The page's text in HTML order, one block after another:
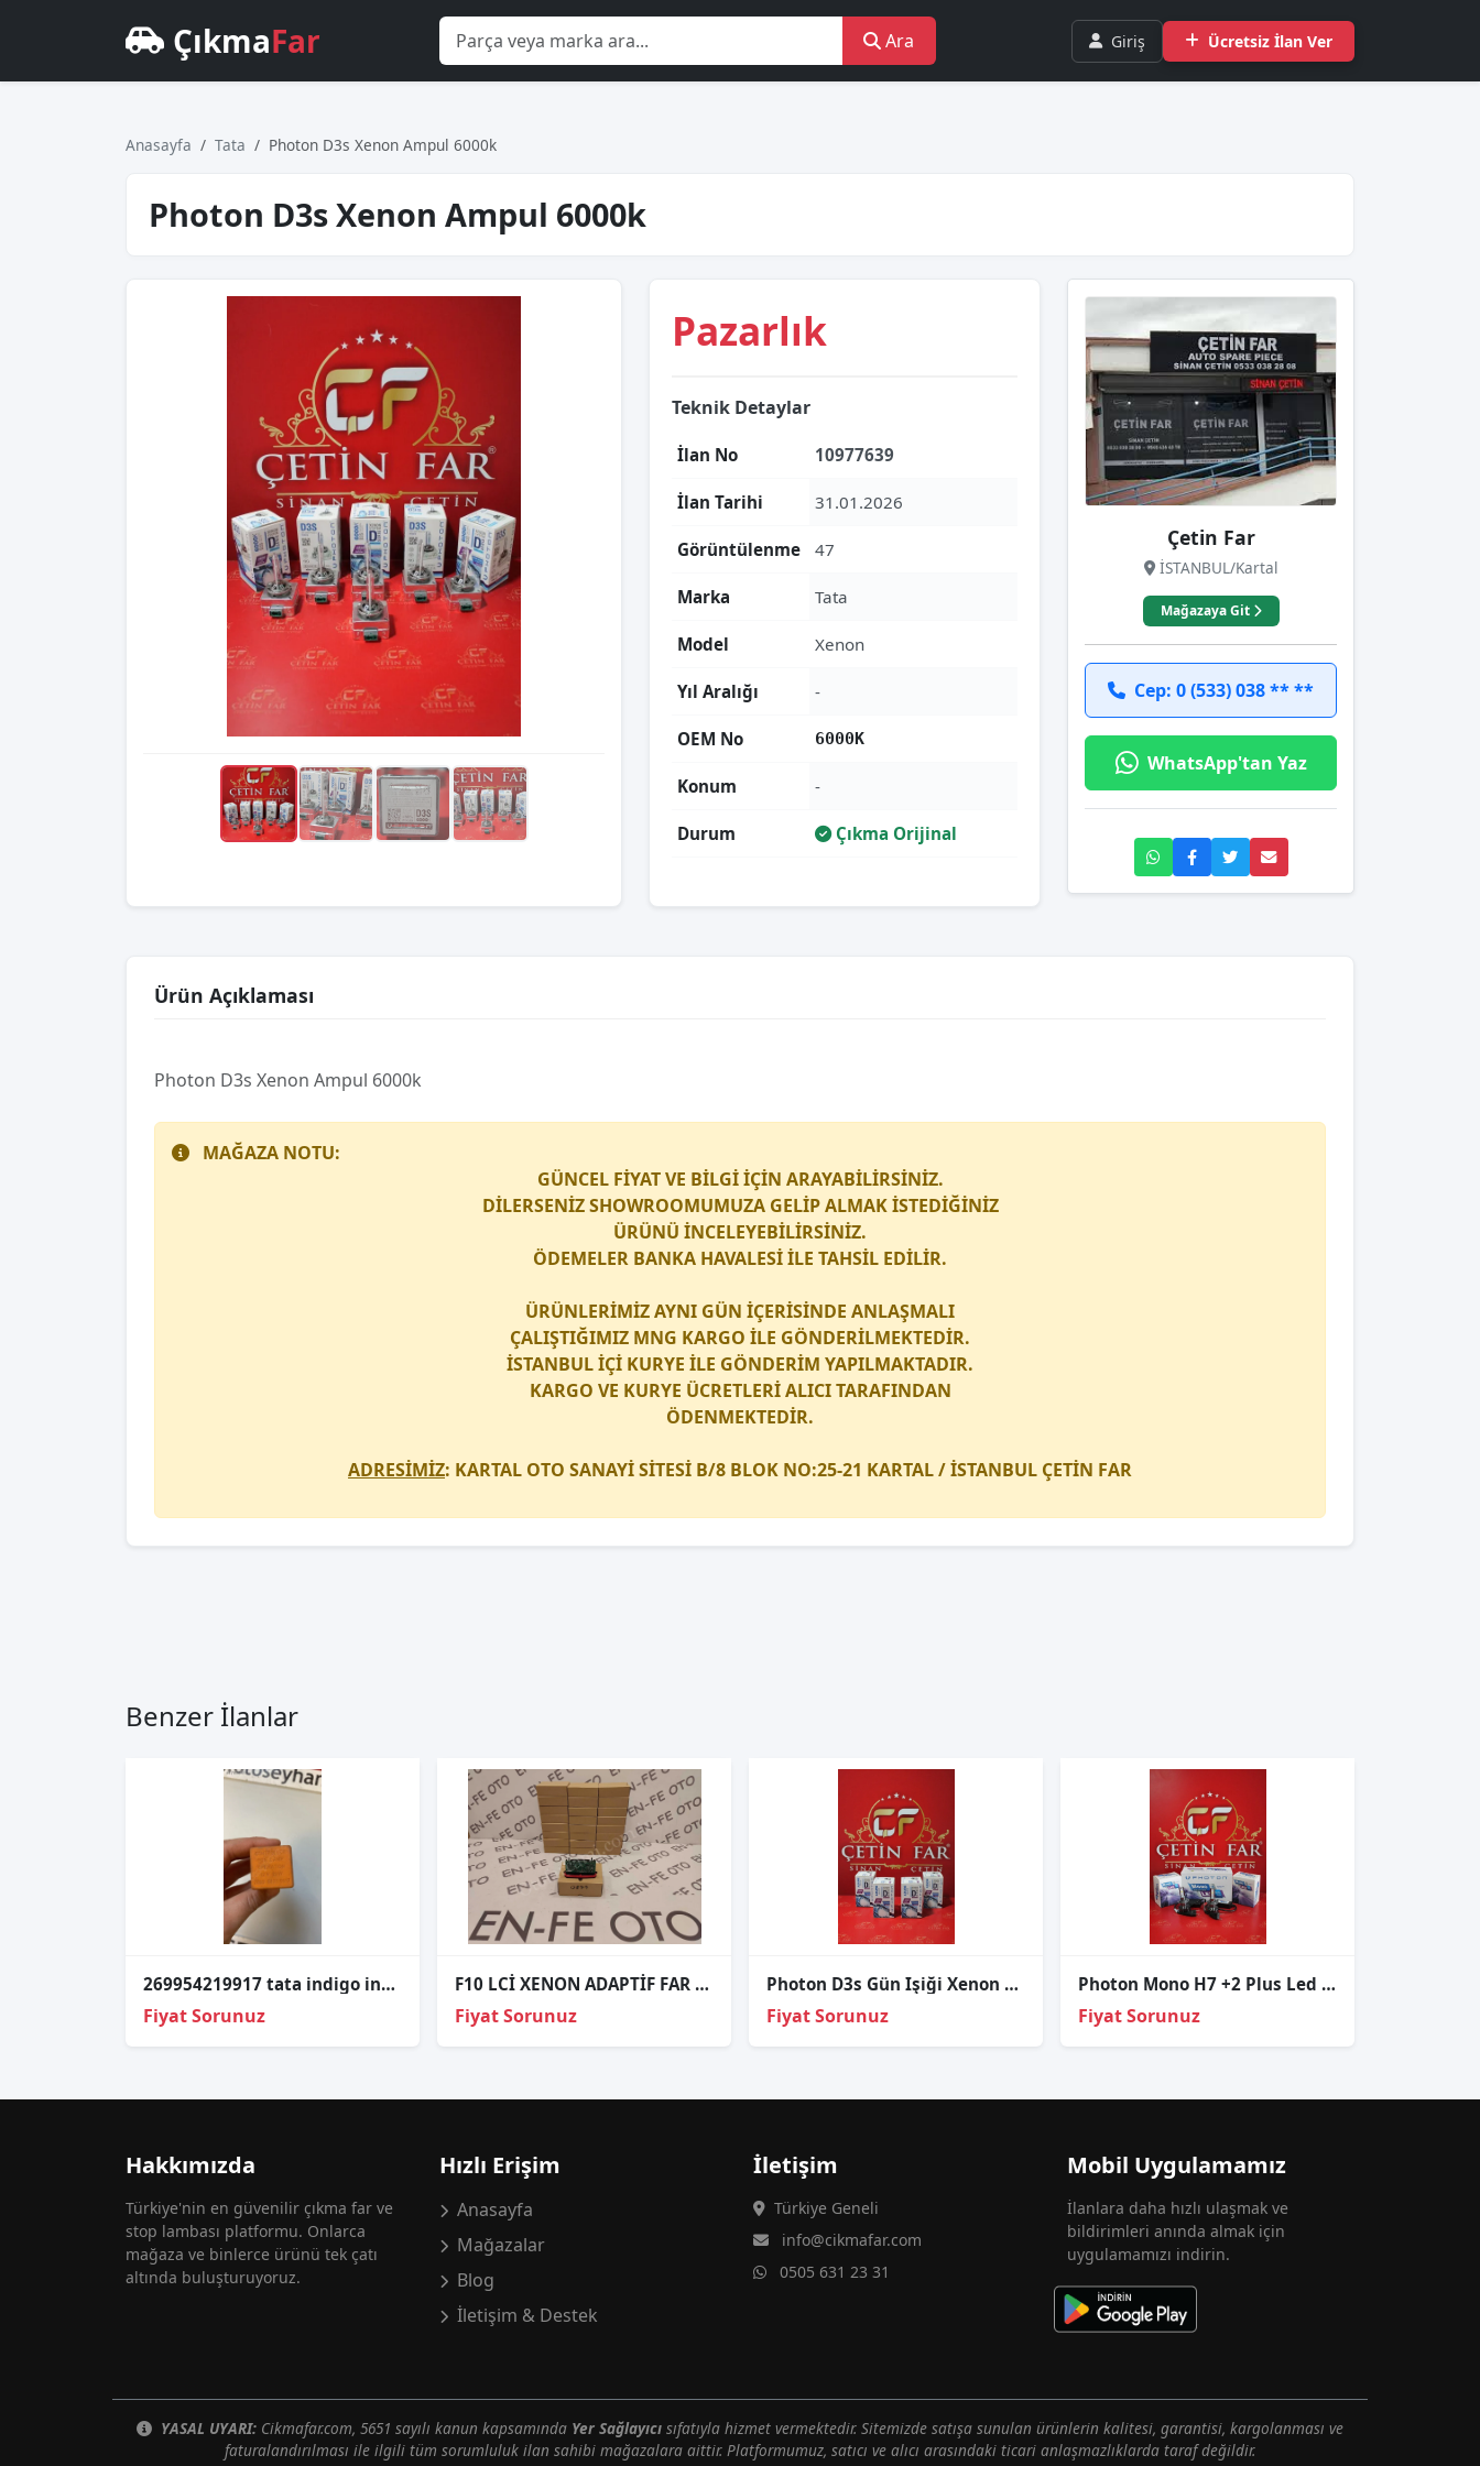
ÇıkmaFar Ara Giriş Ücretsiz İlan Ver
Anasayfa Tata Photon D3s Xenon Ampul 6000k
Photon D3s Xenon Ampul 6000k
Pazarlık
Teknik Detaylar
İlan No 10977639
İlan Tarihi 31.01.2026
Görüntülenme 47
Marka Tata
Model Xenon
Yıl Aralığı -
OEM No 6000K
Konum -
Durum Çıkma Orijinal
Çetin Far
İSTANBUL/Kartal
Mağazaya Git
Cep: 0 (533) 038 ** **
WhatsApp'tan Yaz
Ürün Açıklaması
Photon D3s Xenon Ampul 6000k
MAĞAZA NOTU:
GÜNCEL FİYAT VE BİLGİ İÇİN ARAYABİLİRSİNİZ.
DİLERSENİZ SHOWROOMUMUZA GELİP ALMAK İSTEDİĞİNİZ
ÜRÜNÜ İNCELEYEBİLİRSİNİZ.
ÖDEMELER BANKA HAVALESİ İLE TAHSİL EDİLİR.
ÜRÜNLERİMİZ AYNI GÜN İÇERİSİNDE ANLAŞMALI
ÇALIŞTIĞIMIZ MNG KARGO İLE GÖNDERİLMEKTEDİR.
İSTANBUL İÇİ KURYE İLE GÖNDERİM YAPILMAKTADIR.
KARGO VE KURYE ÜCRETLERİ ALICI TARAFINDAN
ÖDENMEKTEDİR.
ADRESİMİZ: KARTAL OTO SANAYİ SİTESİ B/8 BLOK NO:25-21 KARTAL / İSTANBUL ÇETİN FAR
Benzer İlanlar
269954219917 tata indigo indica sis farı rölesi
Fiyat Sorunuz
F10 LCİ XENON ADAPTİF FAR KARTI SIFIR 63117440875 7440875
Fiyat Sorunuz
Photon D3s Gün Işiği Xenon Ampul 4300k
Fiyat Sorunuz
Photon Mono H7 +2 Plus Led Xenon
Fiyat Sorunuz
Hakkımızda
Türkiye'nin en güvenilir çıkma far ve
stop lambası platformu. Onlarca
mağaza ve binlerce ürünü tek çatı
altında buluşturuyoruz.
Hızlı Erişim
Anasayfa
Mağazalar
Blog
İletişim & Destek
İletişim
Türkiye Geneli
info@cikmafar.com
0505 631 23 31
Mobil Uygulamamız
İlanlara daha hızlı ulaşmak ve
bildirimleri anında almak için
uygulamamızı indirin.
YASAL UYARI: Cikmafar.com, 5651 sayılı kanun kapsamında Yer Sağlayıcı sıfatıyla hizmet vermektedir. Sitemizde satışa sunulan ürünlerin kalitesi, garantisi, kargolanması ve
faturalandırılması ile ilgili tüm sorumluluk ilan sahibi mağazalara aittir. Platformumuz, satıcı ve alıcı arasındaki ticari anlaşmazlıklarda taraf değildir.